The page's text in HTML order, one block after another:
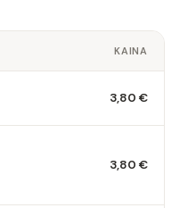
KAINA
3,80 €
3,80 €